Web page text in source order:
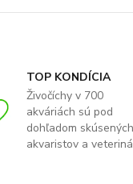
TOP KONDÍCIA
Živočíchy v 700
akváriách sú pod
dohľadom skúsených
akvaristov a